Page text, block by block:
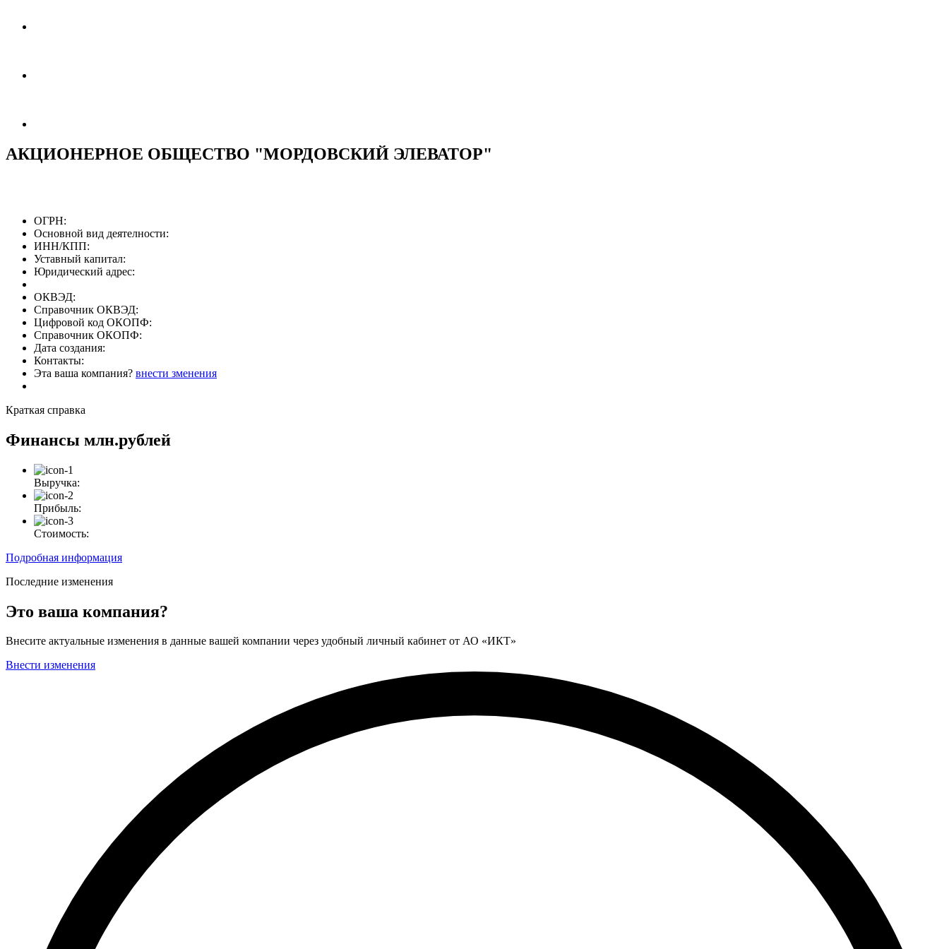
АКЦИОНЕРНОЕ ОБЩЕСТВО "МОРДОВСКИЙ ЭЛЕВАТОР"
ОГРН:
Основной вид деятелности:
ИНН/КПП:
Уставный капитал:
Юридический адрес:
ОКВЭД:
Справочник ОКВЭД:
Цифровой код ОКОПФ:
Справочник ОКОПФ:
Дата создания:
Контакты:
Эта ваша компания? внести зменения
Краткая справка
Финансы млн.рублей
Выручка:
Прибыль:
Стоимость:
Подробная информация
Последние изменения
Это ваша компания?
Внесите актуальные изменения в данные вашей компании через удобный личный кабинет от АО «ИКТ»
Внести изменения